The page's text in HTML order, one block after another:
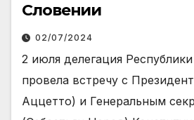
Словении
02/07/2024
2 июля делегация
провела встречу с
Аццетто) и Генеральным